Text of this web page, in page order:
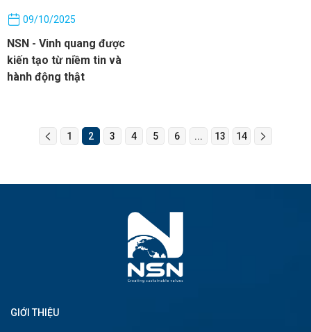
09/10/2025
NSN - Vinh quang được
kiến tạo từ niềm tin và
hành động thật
1 2 3 4 5 6 ... 13 14
GIỚI THIỆU